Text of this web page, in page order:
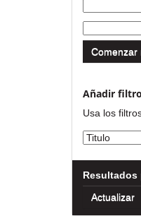
Comenzar
Añadir
Usa los
Resultados